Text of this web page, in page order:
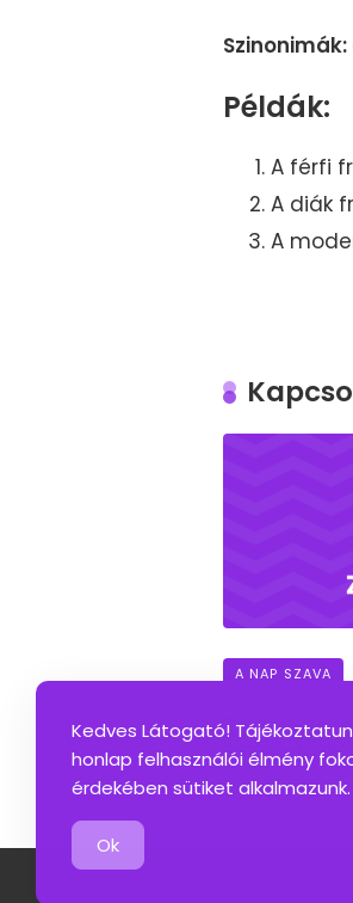
Szinonimák:
Példák:
A férfi
A diák
A
A NAP SZAVA
Zodiákus
szinonimái
Kedves Látogató!
honlap felhasználói élmény
érdekében sütiket alkalmazunk.
Ok